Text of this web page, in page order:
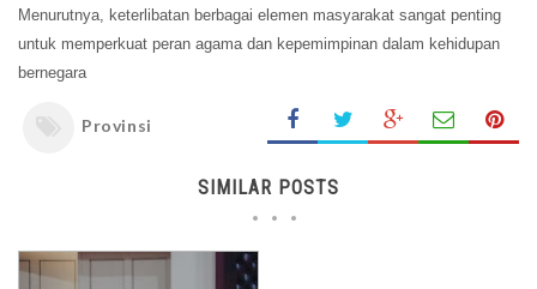
Menurutnya, keterlibatan berbagai elemen masyarakat sangat penting
untuk memperkuat peran agama dan kepemimpinan dalam kehidupan
bernegara
Provinsi
SIMILAR POSTS